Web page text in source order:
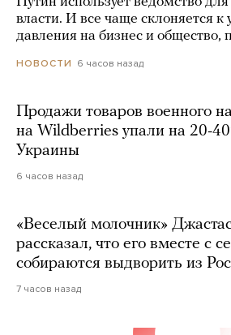
власти. И все чаще склоняется к
давления на бизнес и общество,
НОВОСТИ 6 часов назад
Продажи товаров военного
на Wildberries упали на 20-
Украины
6 часов назад
«Веселый молочник»
рассказал, что его вместе с
собираются выдворить из
7 часов назад